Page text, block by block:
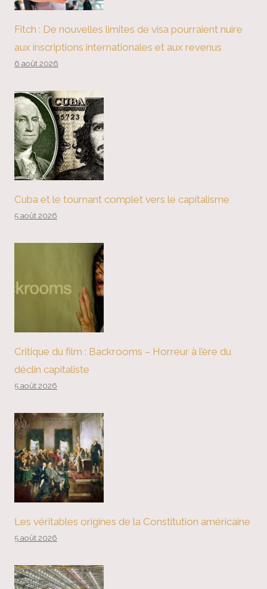
Fitch : De nouvelles limites de visa pourraient nuire
aux inscriptions internationales et aux revenus
6 août 2026
Cuba et le tournant complet vers le capitalisme
5 août 2026
Critique du film : Backrooms – Horreur à l’ère du
déclin capitaliste
5 août 2026
Les véritables origines de la Constitution américaine
5 août 2026